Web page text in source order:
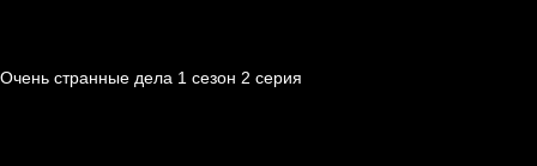
Очень странные дела 1 cезон 2 cерия